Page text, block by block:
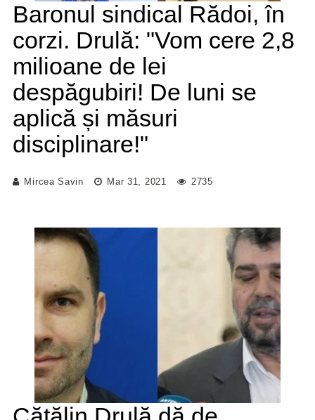
Baronul sindical Rădoi, în
corzi. Drulă: "Vom cere 2,8
milioane de lei
despăgubiri! De luni se
aplică și măsuri
disciplinare!"
Mircea Savin Mar 31, 2021 2735